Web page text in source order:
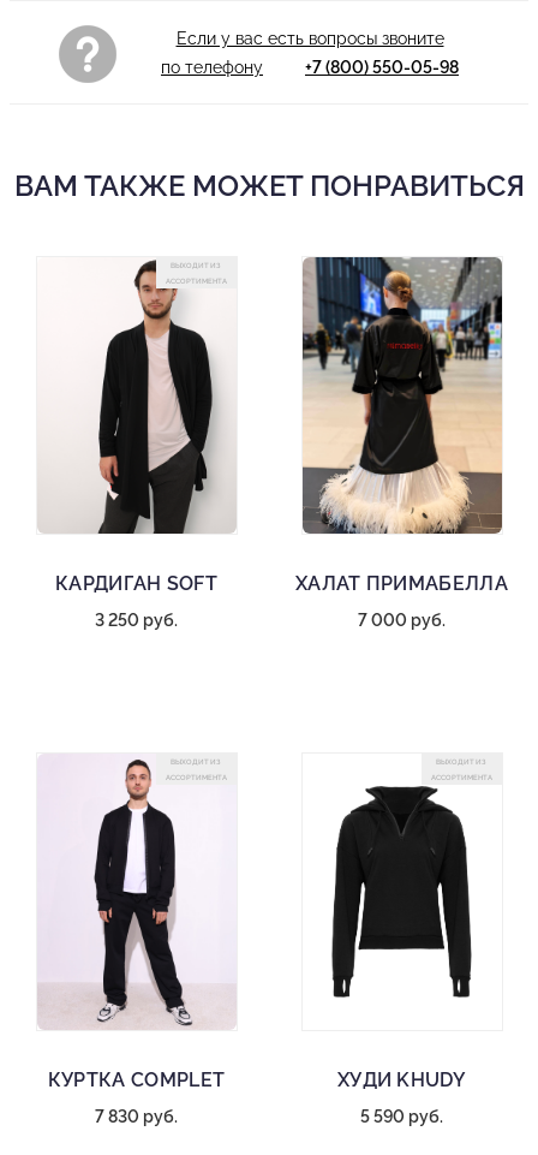
Если у вас есть вопросы звоните
по телефону
+7 (800) 550-05-98
ВАМ ТАКЖЕ МОЖЕТ ПОНРАВИТЬСЯ
ВЫХОДИТ ИЗ
АССОРТИМЕНТА
КАРДИГАН SOFT
3 250 руб.
ХАЛАТ ПРИМАБЕЛЛА
7 000 руб.
ВЫХОДИТ ИЗ
АССОРТИМЕНТА
КУРТКА COMPLET
7 830 руб.
ВЫХОДИТ ИЗ
АССОРТИМЕНТА
ХУДИ KHUDY
5 590 руб.